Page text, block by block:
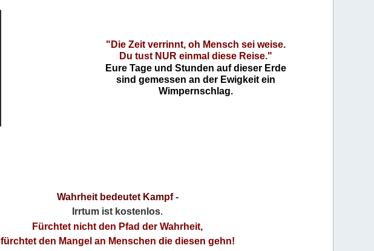
"Die Zeit verrinnt, oh Mensch sei weise.
Du tust NUR einmal diese Reise."
Eure Tage und Stunden auf dieser Erde
sind gemessen an der Ewigkeit ein
Wimpernschlag.
Wahrheit bedeutet Kampf-
Irrtum ist kostenlos.
Fürchtet nicht den Pfad der Wahrheit,
fürchtet den Mangel an Menschen die diesen gehn!